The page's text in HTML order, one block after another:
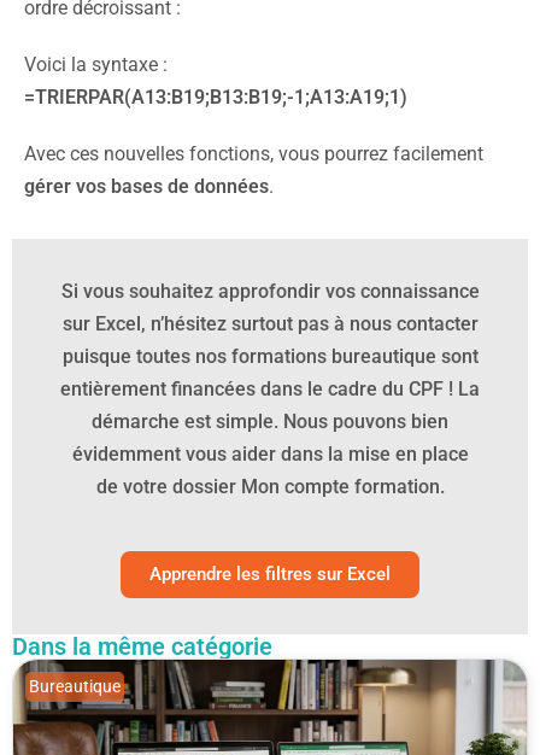
ordre décroissant :
Voici la syntaxe :
=TRIERPAR(A13:B19;B13:B19;-1;A13:A19;1)
Avec ces nouvelles fonctions, vous pourrez facilement
gérer vos bases de données.
Si vous souhaitez approfondir vos connaissance
sur Excel, n’hésitez surtout pas à nous contacter
puisque toutes nos formations bureautique sont
entièrement financées dans le cadre du CPF ! La
démarche est simple. Nous pouvons bien
évidemment vous aider dans la mise en place
de votre dossier Mon compte formation.
Apprendre les filtres sur Excel
Dans la même catégorie
Bureautique